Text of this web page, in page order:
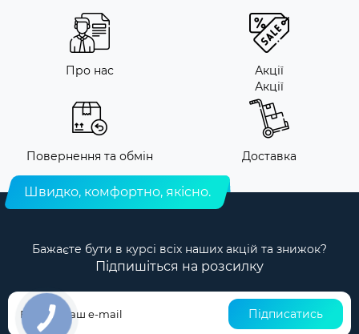
Про нас
Акції
Акції
Повернення та обмін Доставка
Швидко, комфортно, якісно.
Бажаєте бути в курсі всіх наших акцій та знижок?
Підпишіться на розсилку
Підписатись